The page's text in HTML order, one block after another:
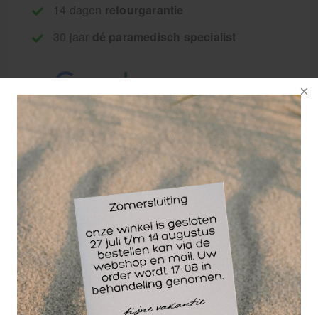
14 dagen retourgarantie
30 jaar dé paramedisch specialist
Huidkleurige
hechtpleister
(kleefpleister) op
basis van
viscoseweefsel. De
kleefmassa van
zinkoxide-rubber
zorgt voor een goede
en langdurige kleefkracht, zelfs wanneer de pleister